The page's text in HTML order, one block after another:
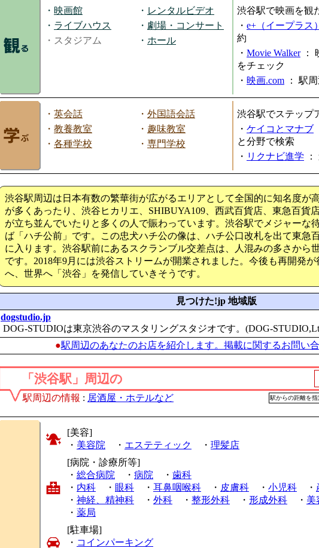
・ 映画館 ・ レンタルビデオ
・ ライブハウス ・ 劇場・コンサート
・スタジアム
・ ホール
渋谷駅で映画を観
・ e+（イープラス）
約
・ Movie Walker：
をチェック
・ 映画.com ： 駅
・ 英会話 ・ 外国語会話
・ 教養教室 ・ 趣味教室
・ 各種学校 ・ 専門学校
渋谷駅でステップ
・ ケイコとマナブ
と分野で検索
・ リクナビ進学 ：
渋谷駅周辺は日本有数の繁華街が広がるエリアとして全国的に知名度が
が多くあったり、渋谷ヒカリエ、SHIBUYA109、西武百貨店、東急百貨
が立ち並んでいたりと多くの人で賑わっています。渋谷駅でメジャーな
ば「ハチ公前」です。この忠犬ハチ公の像は、ハチ公口改札を出て東急
に入ります。渋谷駅前にあるスクランブル交差点は、人混みの多さから
です。2018年9月には渋谷ストリームが開業されました。今後も再開発
へ、世界へ「渋谷」を発信していきそうです。
見つけた!jp 地域版
dogstudio.jp
DOG-STUDIOは東京渋谷のマスタリングスタジオです。(DOG-
●駅周辺のあなたのお店を紹介します。掲載に関するお問い
「渋谷駅」周辺の
駅周辺の情報 : 居酒屋・ホテルなど 駅からの距離を指
[美容]
・ 美容院 ・ エステティック ・ 理髪店
[病院・診療所等]
・ 総合病院 ・ 病院 ・ 歯科
・ 内科 ・ 眼科 ・ 耳鼻咽喉科 ・ 皮膚科 ・ 小児科 ・
・ 神経、精神科 ・ 外科 ・ 整形外科 ・ 形成外科 ・ 美
・ 薬局
[駐車場]
・ コインパーキング